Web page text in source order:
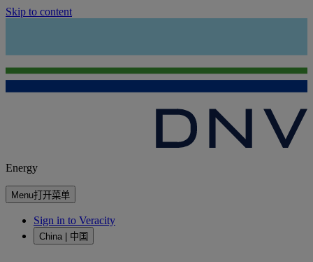
Skip to content
Energy
Menu打开菜单
Sign in to Veracity
China | 中国